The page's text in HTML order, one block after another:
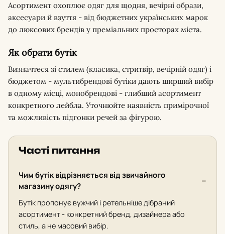
Асортимент охоплює одяг для щодня, вечірні образи,
аксесуари й взуття - від бюджетних українських марок
до люксових брендів у преміальних просторах міста.
Як обрати бутік
Визначтеся зі стилем (класика, стритвір, вечірній одяг) і
бюджетом - мультибрендові бутіки дають ширший вибір
в одному місці, монобрендові - глибший асортимент
конкретного лейбла. Уточнюйте наявність примірочної
та можливість підгонки речей за фігурою.
Часті питання
Чим бутік відрізняється від звичайного
магазину одягу?
Бутік пропонує вужчий і ретельніше дібраний
асортимент - конкретний бренд, дизайнера або
стиль, а не масовий вибір.